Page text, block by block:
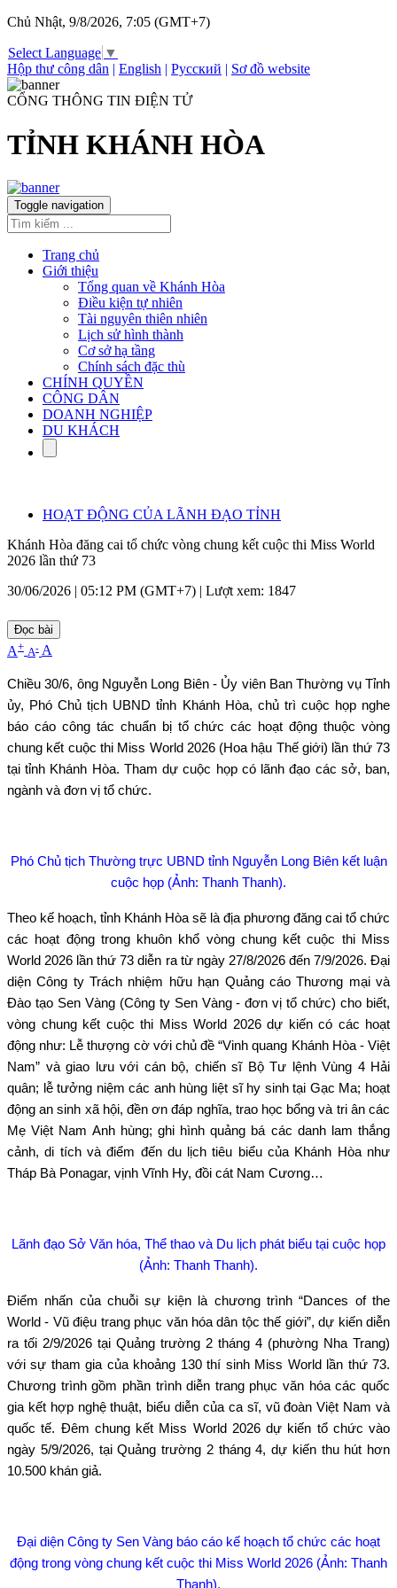
Chủ Nhật, 9/8/2026, 7:05 (GMT+7)
Select Language ▼
Hộp thư công dân | English | Русский | Sơ đồ website
CỔNG THÔNG TIN ĐIỆN TỬ
TỈNH KHÁNH HÒA
Toggle navigation
Trang chủ
Giới thiệu
Tổng quan về Khánh Hòa
Điều kiện tự nhiên
Tài nguyên thiên nhiên
Lịch sử hình thành
Cơ sở hạ tầng
Chính sách đặc thù
CHÍNH QUYỀN
CÔNG DÂN
DOANH NGHIỆP
DU KHÁCH
HOẠT ĐỘNG CỦA LÃNH ĐẠO TỈNH
Khánh Hòa đăng cai tổ chức vòng chung kết cuộc thi Miss World
2026 lần thứ 73
30/06/2026 | 05:12 PM (GMT+7) | Lượt xem: 1847
Đọc bài
A+ A- A
Chiều 30/6, ông Nguyễn Long Biên - Ủy viên Ban Thường vụ Tỉnh
ủy, Phó Chủ tịch UBND tỉnh Khánh Hòa, chủ trì cuộc họp nghe
báo cáo công tác chuẩn bị tổ chức các hoạt động thuộc vòng
chung kết cuộc thi Miss World 2026 (Hoa hậu Thế giới) lần thứ 73
tại tỉnh Khánh Hòa. Tham dự cuộc họp có lãnh đạo các sở, ban,
ngành và đơn vị tổ chức.
Phó Chủ tịch Thường trực UBND tỉnh Nguyễn Long Biên kết luận
cuộc họp (Ảnh: Thanh Thanh).
Theo kế hoạch, tỉnh Khánh Hòa sẽ là địa phương đăng cai tổ chức
các hoạt động trong khuôn khổ vòng chung kết cuộc thi Miss
World 2026 lần thứ 73 diễn ra từ ngày 27/8/2026 đến 7/9/2026. Đại
diện Công ty Trách nhiệm hữu hạn Quảng cáo Thương mại và
Đào tạo Sen Vàng (Công ty Sen Vàng - đơn vị tổ chức) cho biết,
vòng chung kết cuộc thi Miss World 2026 dự kiến có các hoạt
động như: Lễ thượng cờ với chủ đề “Vinh quang Khánh Hòa - Việt
Nam” và giao lưu với cán bộ, chiến sĩ Bộ Tư lệnh Vùng 4 Hải
quân; lễ tưởng niệm các anh hùng liệt sĩ hy sinh tại Gạc Ma; hoạt
động an sinh xã hội, đền ơn đáp nghĩa, trao học bổng và tri ân các
Mẹ Việt Nam Anh hùng; ghi hình quảng bá các danh lam thắng
cảnh, di tích và điểm đến du lịch tiêu biểu của Khánh Hòa như
Tháp Bà Ponagar, vịnh Vĩnh Hy, đồi cát Nam Cương…
Lãnh đạo Sở Văn hóa, Thể thao và Du lịch phát biểu tại cuộc họp
(Ảnh: Thanh Thanh).
Điểm nhấn của chuỗi sự kiện là chương trình “Dances of the
World - Vũ điệu trang phục văn hóa dân tộc thế giới”, dự kiến diễn
ra tối 2/9/2026 tại Quảng trường 2 tháng 4 (phường Nha Trang)
với sự tham gia của khoảng 130 thí sinh Miss World lần thứ 73.
Chương trình gồm phần trình diễn trang phục văn hóa các quốc
gia kết hợp nghệ thuật, biểu diễn của ca sĩ, vũ đoàn Việt Nam và
quốc tế. Đêm chung kết Miss World 2026 dự kiến tổ chức vào
ngày 5/9/2026, tại Quảng trường 2 tháng 4, dự kiến thu hút hơn
10.500 khán giả.
Đại diện Công ty Sen Vàng báo cáo kế hoạch tổ chức các hoạt
động trong vòng chung kết cuộc thi Miss World 2026 (Ảnh: Thanh
Thanh).